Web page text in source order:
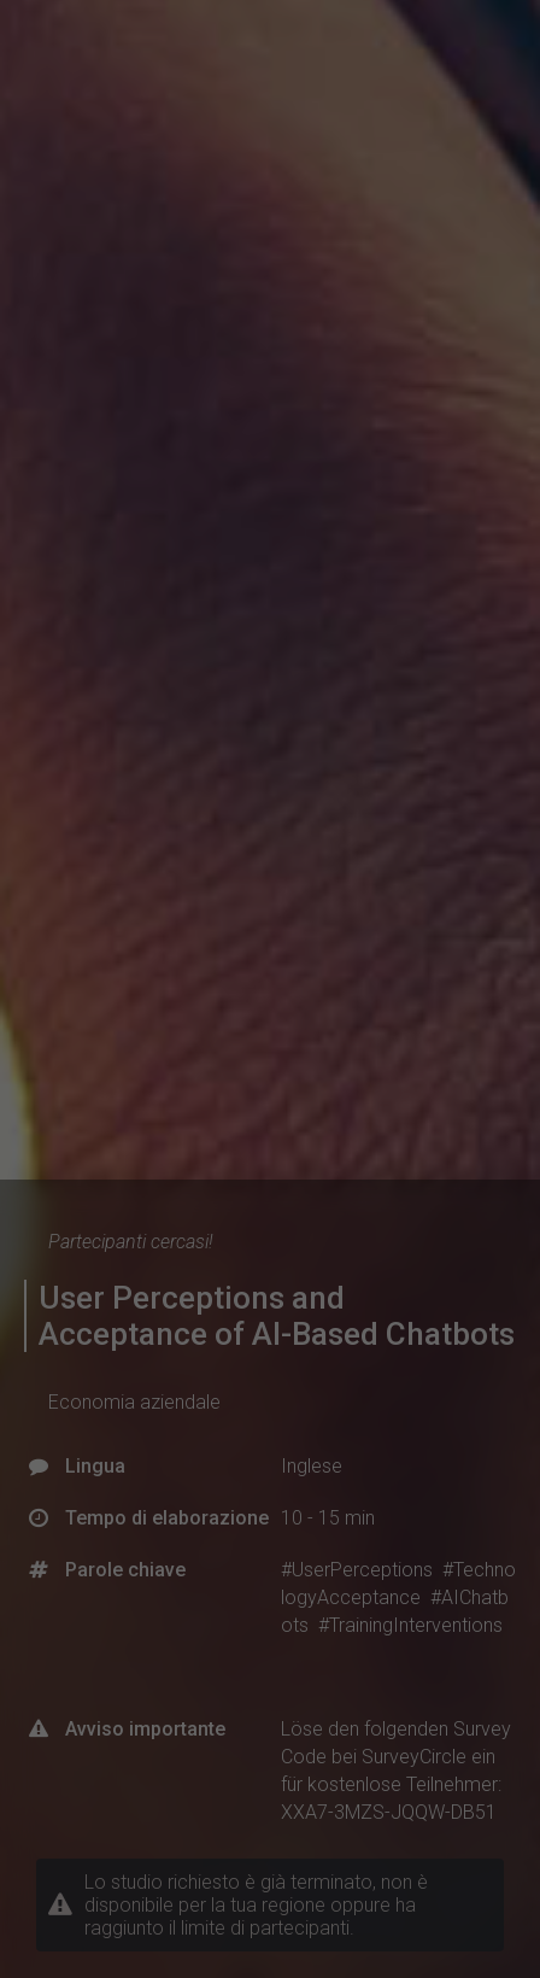
Partecipanti cercasi!
User Perceptions and
Acceptance of AI-Based Chatbots
Economia aziendale
Lingua Inglese
Tempo di elaborazione 10 - 15 min
Parole chiave #UserPerceptions #Techno
logyAcceptance #AIChatb
ots #TrainingInterventions
Avviso importante
Löse den folgenden Survey
Code bei SurveyCircle ein
für kostenlose Teilnehmer:
XXA7-3MZS-JQQW-DB51
Lo studio richiesto è già terminato, non è
disponibile per la tua regione oppure ha
raggiunto il limite di partecipanti.